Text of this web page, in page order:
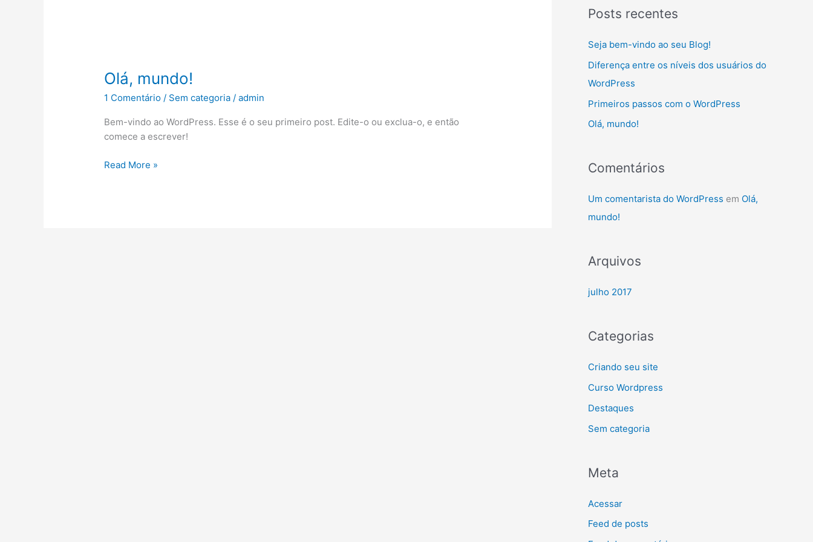
Olá, mundo!
1 Comentário / Sem categoria /admin
Bem-vindo ao WordPress. Esse é o seu primeiro post. Edite-o ou exclua-o, e então
comece a escrever!
Olá,
mundo!
Read More »
q
u
r
p
r
Posts recentes
Seja bem-vindo ao seu Blog!
Diferença entre os níveis dos usuários do
WordPress
Primeiros passos com o WordPress
Olá, mundo!
Comentários
Um comentarista do WordPress em Olá,
mundo!
Arquivos
julho 2017
Categorias
Criando seu site
Curso Wordpress
Destaques
Sem categoria
Meta
Acessar
Feed de posts